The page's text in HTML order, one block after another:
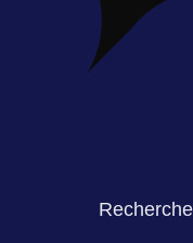
Trouvez